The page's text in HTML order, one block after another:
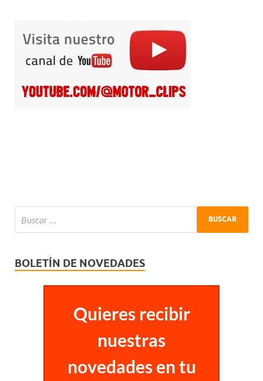
BOLETÍN DE NOVEDADES
Quieres recibir
nuestras
novedades en tu